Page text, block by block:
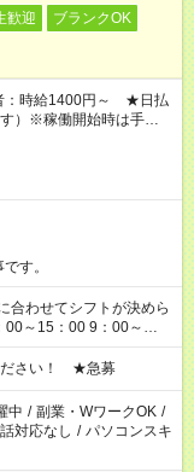
歓迎
ブランクOK
：時給1400円～ ★日払
）※稼働開始時は手続き
す。
00～15：00 9：00～
せん ※法令に基づき、
、短時間・短期間の就
ださい！ ★急募
中 / 副業・WワークOK /
対応なし / パソコンスキ